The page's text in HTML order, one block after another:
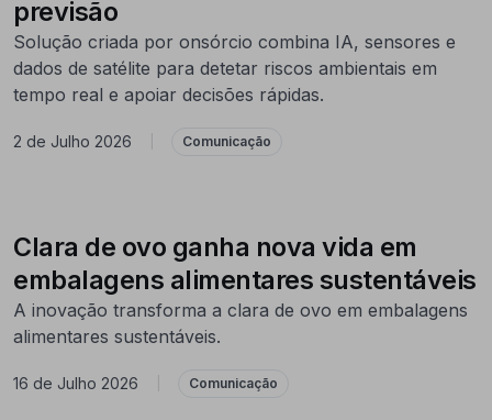
previsão
Solução criada por onsórcio combina IA, sensores e
dados de satélite para detetar riscos ambientais em
tempo real e apoiar decisões rápidas.
2 de Julho 2026 Comunicação
Clara de ovo ganha nova vida em
embalagens alimentares sustentáveis
A inovação transforma a clara de ovo em embalagens
alimentares sustentáveis.
16 de Julho 2026 Comunicação